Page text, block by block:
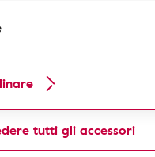
tutti gli accessori